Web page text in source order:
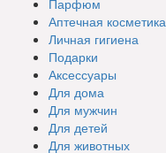
Аптечная косметика
Личная гигиена
Подарки
Аксессуары
Для дома
Для мужчин
Для детей
Для животных